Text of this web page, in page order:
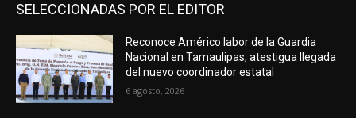
SELECCIONADAS POR EL EDITOR
Reconoce Américo labor de la Guardia
Nacional en Tamaulipas; atestigua llegada
del nuevo coordinador estatal
6 agosto, 2026